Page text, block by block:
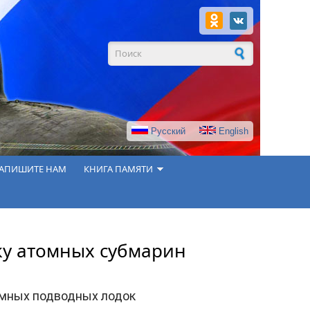
Форма поиска
Русский English
НАМ КНИГА ПАМЯТИ
атомных субмарин
подводных лодок